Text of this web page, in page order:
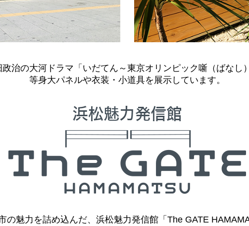
治の大河ドラマ「いだてん～東京オリンピック噺（ばなし
等身大パネルや衣装・小道具を展示しています。
の魅力を詰め込んだ、浜松魅力発信館「The GATE